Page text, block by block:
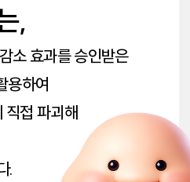
,
소 효과를 승인받은
용하여
직접 파괴해
.